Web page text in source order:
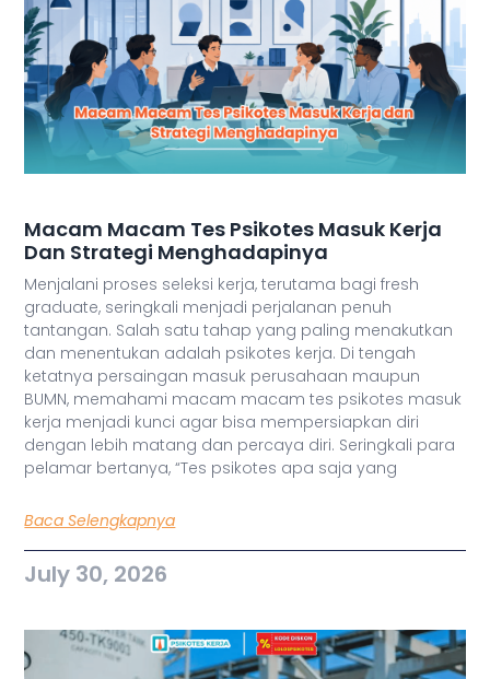
Macam Macam Tes Psikotes Masuk Kerja
Dan Strategi Menghadapinya
Menjalani proses seleksi kerja, terutama bagi fresh
graduate, seringkali menjadi perjalanan penuh
tantangan. Salah satu tahap yang paling menakutkan
dan menentukan adalah psikotes kerja. Di tengah
ketatnya persaingan masuk perusahaan maupun
BUMN, memahami macam macam tes psikotes masuk
kerja menjadi kunci agar bisa mempersiapkan diri
dengan lebih matang dan percaya diri. Seringkali para
pelamar bertanya, “Tes psikotes apa saja yang
Baca Selengkapnya
July 30, 2026